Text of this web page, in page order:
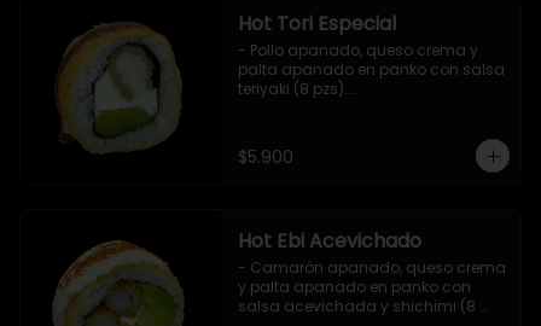
Hot Tori Especial
- Pollo apanado, queso crema y
palta apanado en panko con salsa
teriyaki (8 pzs).
$5.900
Hot Ebi Acevichado
- Camarón apanado, queso crema
y palta apanado en panko con
salsa acevichada y shichimi (8